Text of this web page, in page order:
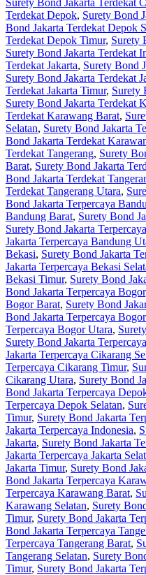
Terdekat Depok, Surety Bond
Bond Jakarta Terdekat Depok
Terdekat Depok Timur, Surety
Surety Bond Jakarta Terdekat
Terdekat Jakarta, Surety Bond
Surety Bond Jakarta Terdekat
Terdekat Jakarta Timur, Surety
Surety Bond Jakarta Terdekat
Terdekat Karawang Barat,
Selatan, Surety Bond Jakarta
Bond Jakarta Terdekat
Terdekat Tangerang, Surety
Barat, Surety Bond Jakarta
Bond Jakarta Terdekat
Terdekat Tangerang Utara,
Bond Jakarta Terpercaya
Bandung Barat, Surety Bond
Surety Bond Jakarta
Jakarta Terpercaya Bandung
Bekasi, Surety Bond Jakarta
Jakarta Terpercaya Bekasi
Bekasi Timur, Surety Bond
Bond Jakarta Terpercaya Bogor
Bogor Barat, Surety Bond
Bond Jakarta Terpercaya
Terpercaya Bogor Utara,
Surety Bond Jakarta
Jakarta Terpercaya Cikarang
Terpercaya Cikarang Timur,
Cikarang Utara, Surety Bond
Bond Jakarta Terpercaya
Terpercaya Depok Selatan,
Timur, Surety Bond Jakarta
Jakarta Terpercaya Indonesia,
Jakarta, Surety Bond Jakarta
Jakarta Terpercaya Jakarta
Jakarta Timur, Surety Bond
Bond Jakarta Terpercaya
Terpercaya Karawang Barat,
Karawang Selatan, Surety
Timur, Surety Bond Jakarta
Bond Jakarta Terpercaya
Terpercaya Tangerang Barat,
Tangerang Selatan, Surety
Timur, Surety Bond Jakarta